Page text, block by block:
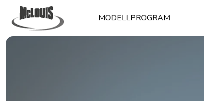
MODELLPROGRAM